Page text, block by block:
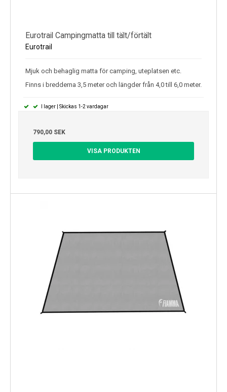
Eurotrail Campingmatta till tält/förtält
Eurotrail
Mjuk och behaglig matta för camping, uteplatsen etc.
Finns i bredderna 3,5 meter och längder från 4,0 till 6,0 meter.
I lager | Skickas 1-2 vardagar
790,00 SEK
VISA PRODUKTEN